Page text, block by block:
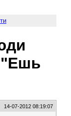
"Ешь
14-07-2012 08:19:07